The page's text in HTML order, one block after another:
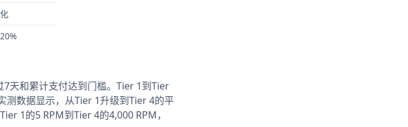
天和累计支付达到门槛。Tier 1到Tier
测数据显示，从Tier 1升级到Tier 4的平
1的5 RPM到Tier 4的4,000 RPM，